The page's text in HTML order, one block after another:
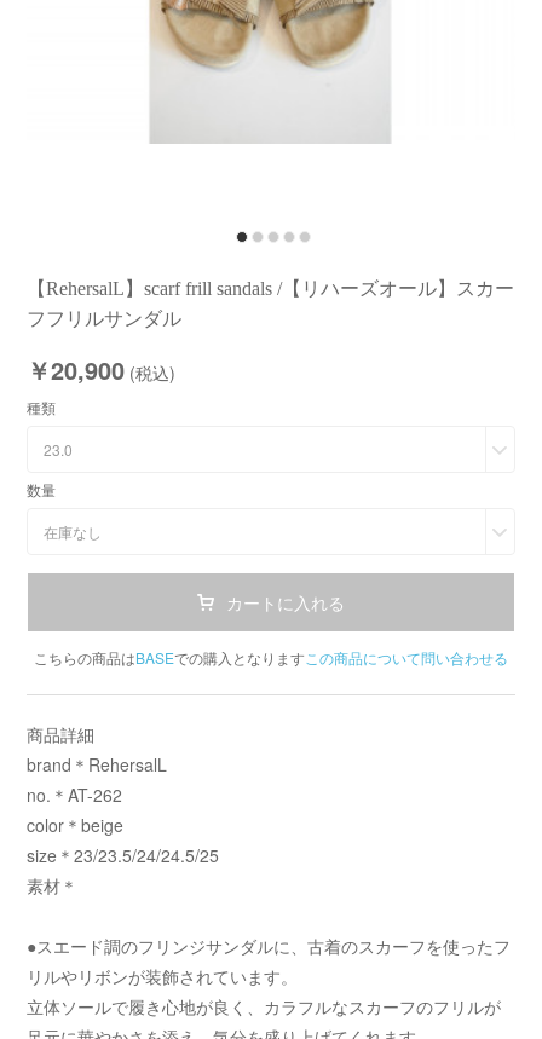
【RehersalL】scarf frill sandals /【リハーズオール】スカー
フフリルサンダル
￥20,900 (税込)
種類
23.0
数量
在庫なし
カートに入れる
こちらの商品はBASEでの購入となります この商品について問い合わせる
商品詳細
brand＊RehersalL
no.＊AT-262
color＊beige
size＊23/23.5/24/24.5/25
素材＊
●スエード調のフリンジサンダルに、古着のスカーフを使ったフ
リルやリボンが装飾されています。
立体ソールで履き心地が良く、カラフルなスカーフのフリルが